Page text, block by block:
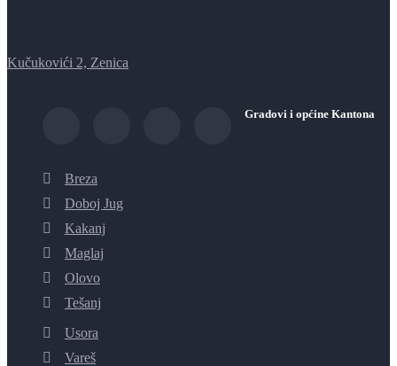
Kučukovići 2, Zenica
Gradovi i općine Kantona
Breza
Doboj Jug
Kakanj
Maglaj
Olovo
Tešanj
Usora
Vareš